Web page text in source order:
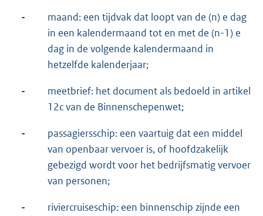
-
maand: een tijdvak dat loopt van de (n) e dag
in een kalendermaand tot en met de (n-1) e
dag in de volgende kalendermaand in
hetzelfde kalenderjaar;
-
meetbrief: het document als bedoeld in artikel
12c van de Binnenschepenwet;
-
passagiersschip: een vaartuig dat een middel
van openbaar vervoer is, of hoofdzakelijk
gebezigd wordt voor het bedrijfsmatig vervoer
van personen;
-
riviercruiseschip: een binnenschip zijnde een